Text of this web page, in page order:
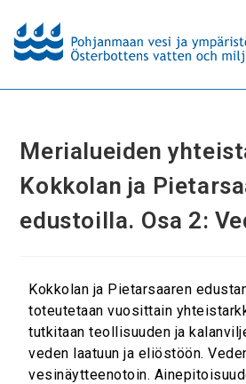
Merialueiden
Kokkolan ja
edustoilla. Osa 2:
Kokkolan ja Pietarsaaren
toteutetaan vuosittain
tutkitaan teollisuuden ja
veden laatuun ja eliöstöön.
vesinäytteenotoin.